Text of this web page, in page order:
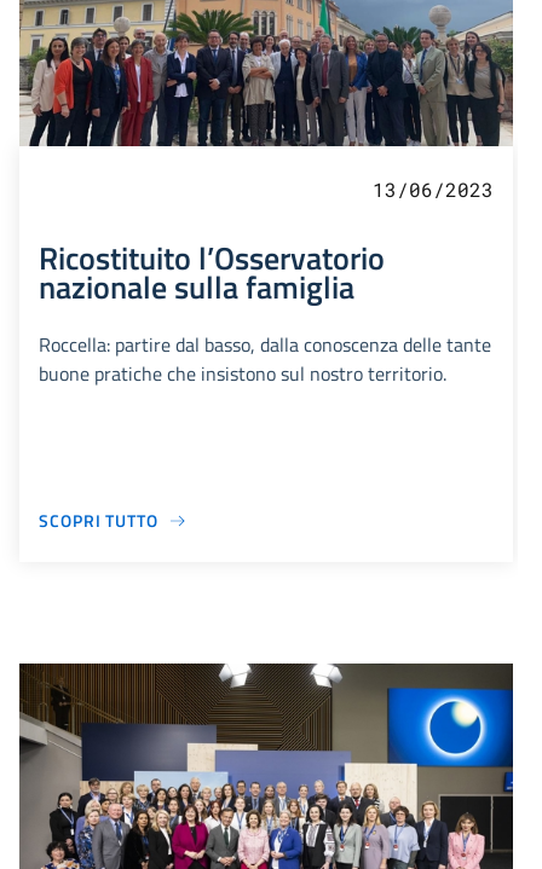
13/06/2023
Ricostituito l’Osservatorio
nazionale sulla famiglia
Roccella: partire dal basso, dalla conoscenza delle tante
buone pratiche che insistono sul nostro territorio.
SCOPRI TUTTO